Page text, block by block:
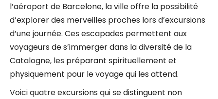
l’aéroport de Barcelone, la ville offre la possibilité
d’explorer des merveilles proches lors d’excursions
d’une journée. Ces escapades permettent aux
voyageurs de s’immerger dans la diversité de la
Catalogne, les préparant spirituellement et
physiquement pour le voyage qui les attend.
Voici quatre excursions qui se distinguent non